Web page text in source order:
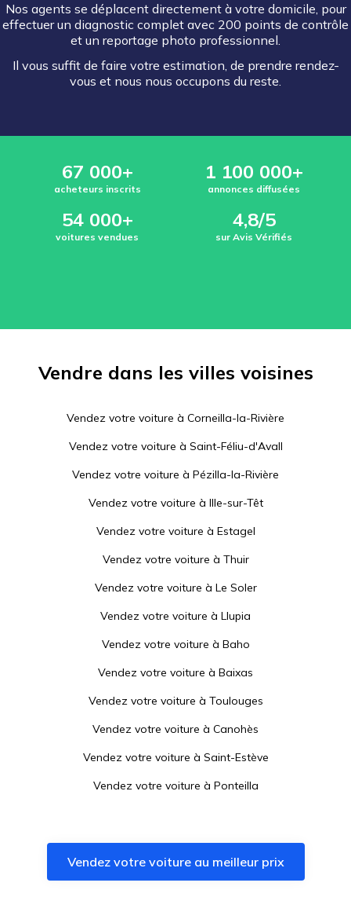
Nos agents se déplacent directement à votre domicile, pour
effectuer un diagnostic complet avec 200 points de contrôle
et un reportage photo professionnel.
Il vous suffit de faire votre estimation, de prendre rendez-
vous et nous nous occupons du reste.
67 000+
acheteurs inscrits
1 100 000+
annonces diffusées
54 000+
voitures vendues
4,8/5
sur Avis Vérifiés
Vendre dans les villes voisines
Vendez votre voiture à Corneilla-la-Rivière
Vendez votre voiture à Saint-Féliu-d'Avall
Vendez votre voiture à Pézilla-la-Rivière
Vendez votre voiture à Ille-sur-Têt
Vendez votre voiture à Estagel
Vendez votre voiture à Thuir
Vendez votre voiture à Le Soler
Vendez votre voiture à Llupia
Vendez votre voiture à Baho
Vendez votre voiture à Baixas
Vendez votre voiture à Toulouges
Vendez votre voiture à Canohès
Vendez votre voiture à Saint-Estève
Vendez votre voiture à Ponteilla
Vendez votre voiture àTrouillas
Vendez votre voiture à Espira-de-l'Agly
Vendez votre voiture au meilleur prix